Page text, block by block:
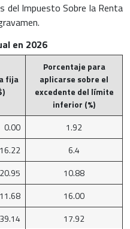
del Impuesto Sobre la Renta
en 2026
fija
Porcentaje para
aplicarse sobre el
excedente del límite
inferior (%)
0.00
1.92
16.22
6.4
10.88
16.00
17.92